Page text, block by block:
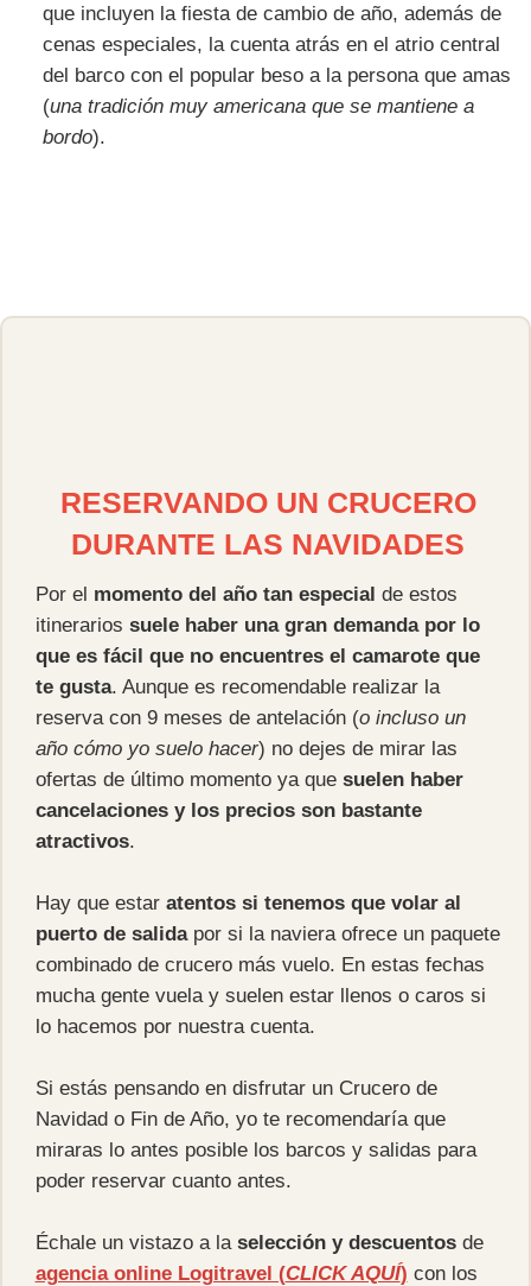
que incluyen la fiesta de cambio de año, además de
cenas especiales, la cuenta atrás en el atrio central
del barco con el popular beso a la persona que amas
(una tradición muy americana que se mantiene a
bordo).
RESERVANDO UN CRUCERO
DURANTE LAS NAVIDADES
Por el momento del año tan especial de estos
itinerarios suele haber una gran demanda por lo
que es fácil que no encuentres el camarote que
te gusta. Aunque es recomendable realizar la
reserva con 9 meses de antelación (o incluso un
año cómo yo suelo hacer) no dejes de mirar las
ofertas de último momento ya que suelen haber
cancelaciones y los precios son bastante
atractivos.
Hay que estar atentos si tenemos que volar al
puerto de salidapor si la naviera ofrece un paquete
combinado de crucero más vuelo. En estas fechas
mucha gente vuela y suelen estar llenos o caros si
lo hacemos por nuestra cuenta.
Si estás pensando en disfrutar un Crucero de
Navidad o Fin de Año, yo te recomendaría que
miraras lo antes posible los barcos y salidas para
poder reservar cuanto antes.
Échale un vistazo a la selección y descuentosde
agencia online Logitravel (CLICK AQUÍ) con los